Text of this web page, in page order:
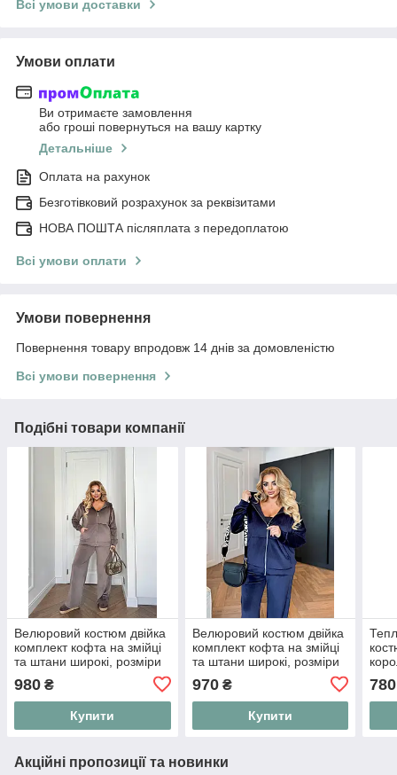
Всі умови доставки
Умови оплати
Ви отримаєте замовлення
або гроші повернуться на вашу картку
Детальніше
Оплата на рахунок
Безготівковий розрахунок за реквізитами
НОВА ПОШТА післяплата з передоплатою
Всі умови оплати
Умови повернення
Повернення товару впродовж 14 днів за домовленістю
Всі умови повернення
Подібні товари компанії
Велюровий костюм двійка
комплект кофта на змійці
та штани широкі, розміри
980 ₴
Купити
Велюровий костюм двійка
комплект кофта на змійці
та штани широкі, розміри
970₴
Купити
780
Акційні пропозиції та новинки